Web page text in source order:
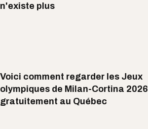
n'existe plus
Voici comment regarder les Jeux
olympiques de Milan-Cortina 2026
gratuitement au Québec